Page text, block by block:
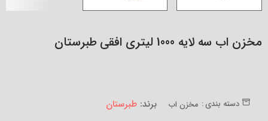
مخزن اب سه لایه 1000 لیتری افقی طبرستان
دسته بندی : مخزن اب برند: طبرستان